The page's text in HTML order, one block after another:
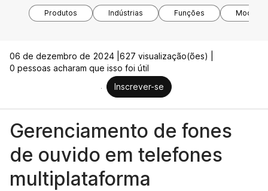
Produtos Indústrias Funções
06 de dezembro de 2024 | 627 visualização(ões) |
0 pessoas acharam que isso foi útil
Inscrever-se
Gerenciamento de fones
de ouvido em telefones
multiplataforma